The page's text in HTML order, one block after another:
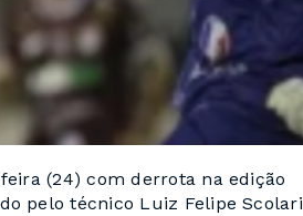
(24) com derrota na edição
pelo técnico Luiz Felipe Scolari